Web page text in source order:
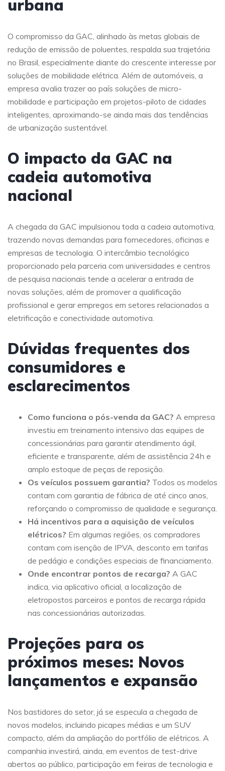
urbana
O compromisso da GAC, alinhado às metas globais de
redução de emissão de poluentes, respalda sua trajetória
no Brasil, especialmente diante do crescente interesse por
soluções de mobilidade elétrica. Além de automóveis, a
empresa avalia trazer ao país soluções de micro-
mobilidade e participação em projetos-piloto de cidades
inteligentes, aproximando-se ainda mais das tendências
de urbanização sustentável.
O impacto da GAC na
cadeia automotiva
nacional
A chegada da GAC impulsionou toda a cadeia automotiva,
trazendo novas demandas para fornecedores, oficinas e
empresas de tecnologia. O intercâmbio tecnológico
proporcionado pela parceria com universidades e centros
de pesquisa nacionais tende a acelerar a entrada de
novas soluções, além de promover a qualificação
profissional e gerar empregos em setores relacionados a
eletrificação e conectividade automotiva.
Dúvidas frequentes dos
consumidores e
esclarecimentos
Como funciona o pós-venda da GAC? A empresa
investiu em treinamento intensivo das equipes de
concessionárias para garantir atendimento ágil,
eficiente e transparente, além de assistência 24h e
amplo estoque de peças de reposição.
Os veículos possuem garantia? Todos os modelos
contam com garantia de fábrica de até cinco anos,
reforçando o compromisso de qualidade e segurança.
Há incentivos para a aquisição de veículos
elétricos? Em algumas regiões, os compradores
contam com isenção de IPVA, desconto em tarifas
de pedágio e condições especiais de financiamento.
Onde encontrar pontos de recarga? A GAC
indica, via aplicativo oficial, a localização de
eletropostos parceiros e pontos de recarga rápida
nas concessionárias autorizadas.
Projeções para os
próximos meses: Novos
lançamentos e expansão
Nos bastidores do setor, já se especula a chegada de
novos modelos, incluindo picapes médias e um SUV
compacto, além da ampliação do portfólio de elétricos. A
companhia investirá, ainda, em eventos de test-drive
abertos ao público, participação em feiras de tecnologia e